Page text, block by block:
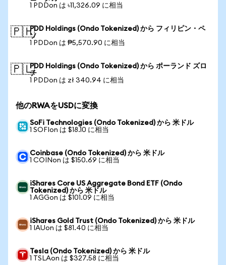
1 PDDon は ৳11,326.09 に相当
🇵🇭PDD Holdings (Ondo Tokenized) から フィリピン・ペ
ソ
1 PDDon は ₱5,570.90 に相当
🇵🇱PDD Holdings (Ondo Tokenized) から ポーランド ズロ
チ
1 PDDon は zł 340.94 に相当
他のRWAをUSDに変換
SoFi Technologies (Ondo Tokenized) から 米ドル
1 SOFIon は $18.10 に相当
Coinbase (Ondo Tokenized) から 米ドル
1 COINon は $150.69 に相当
iShares Core US Aggregate Bond ETF (Ondo
Tokenized) から 米ドル
1 AGGon は $101.09 に相当
iShares Gold Trust (Ondo Tokenized) から 米ドル
1 IAUon は $81.40 に相当
Tesla (Ondo Tokenized) から 米ドル
1 TSLAon は $327.58 に相当